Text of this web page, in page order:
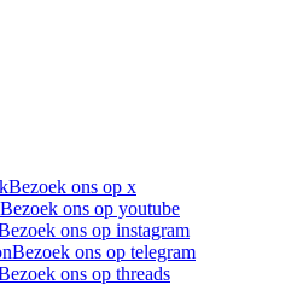
Bezoek ons op x
Bezoek ons op youtube
ons op instagram
Bezoek ons op telegram
ons op threads